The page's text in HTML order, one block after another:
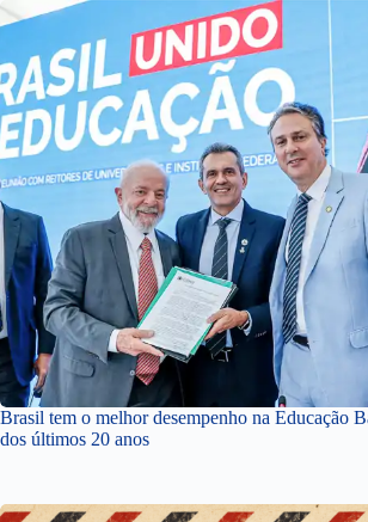
Brasil tem o melhor desempenho na Educação
dos últimos 20 anos